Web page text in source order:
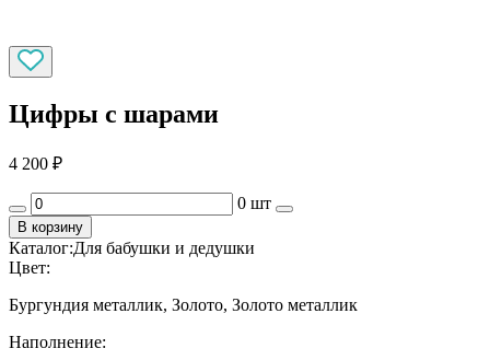
Цифры с шарами
4 200 ₽
0 шт
В корзину
Каталог:Для бабушки и дедушки
Цвет:
Бургундия металлик, Золото, Золото металлик
Наполнение: